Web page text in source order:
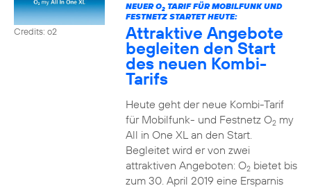
Credits: o2
NEUER O2TARIF FÜR MOBILFUNK UND
FESTNETZ STARTET HEUTE:
Attraktive Angebote
begleiten den Start
des neuen Kombi-
Tarifs
Heute geht der neue Kombi-Tarif
für Mobilfunk- und Festnetz O2my
All in One XL an den Start.
Begleitet wird er von zwei
attraktiven Angeboten: O2bietet bis
zum 30. April 2019 eine Ersparnis